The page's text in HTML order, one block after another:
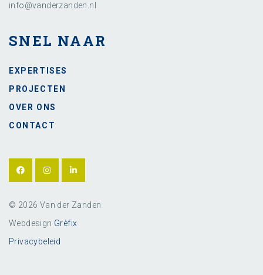
info@vanderzanden.nl
SNEL NAAR
EXPERTISES
PROJECTEN
OVER ONS
CONTACT
© 2026 Van der Zanden
Webdesign Grèfix
Privacybeleid